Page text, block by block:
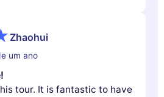
Zhaohui
um ano
tour. It is fantastic to have